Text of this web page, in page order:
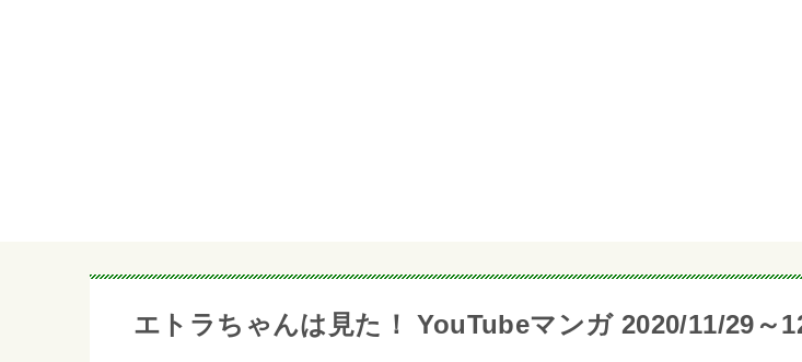
エトラちゃんは見た！ YouTubeマンガ 2020/11/29～